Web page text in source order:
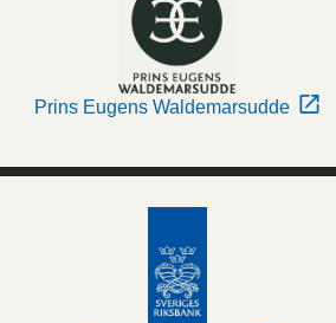
Prins Eugens Waldemarsudde